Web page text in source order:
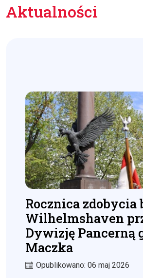
Aktualności
Rocznica zdobycia
Wilhelmshaven
Dywizję Pancerną
Maczka
Opublikowano: 06 maj 2026